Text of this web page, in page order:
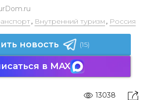
, Внутренний туризм , Россия
новость (15)
в MAX
13038